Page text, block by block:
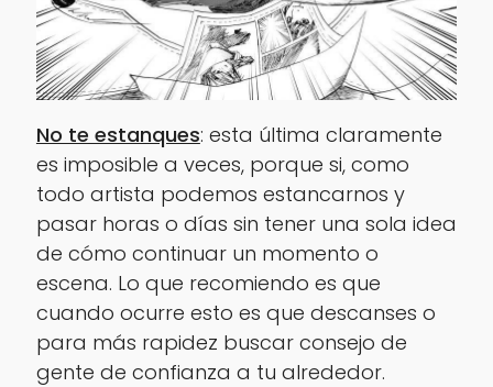
No te estanques: esta última claramente
es imposible a veces, porque si, como
todo artista podemos estancarnos y
pasar horas o días sin tener una sola idea
de cómo continuar un momento o
escena. Lo que recomiendo es que
cuando ocurre esto es que descanses o
para más rapidez buscar consejo de
gente de confianza a tu alrededor.